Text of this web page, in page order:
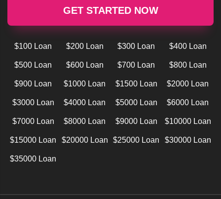
GET STARTED NOW
$100 Loan $200 Loan $300 Loan $400 Loan
$500 Loan $600 Loan $700 Loan $800 Loan
$900 Loan $1000 Loan $1500 Loan $2000 Loan
$3000 Loan $4000 Loan $5000 Loan $6000 Loan
$7000 Loan $8000 Loan $9000 Loan $10000 Loan
$15000 Loan $20000 Loan $25000 Loan $30000 Loan
$35000 Loan